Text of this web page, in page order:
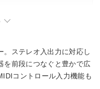
。ステレオ入出力に対応し
を前段につなぐと豊かで広
コントロール入力機能も